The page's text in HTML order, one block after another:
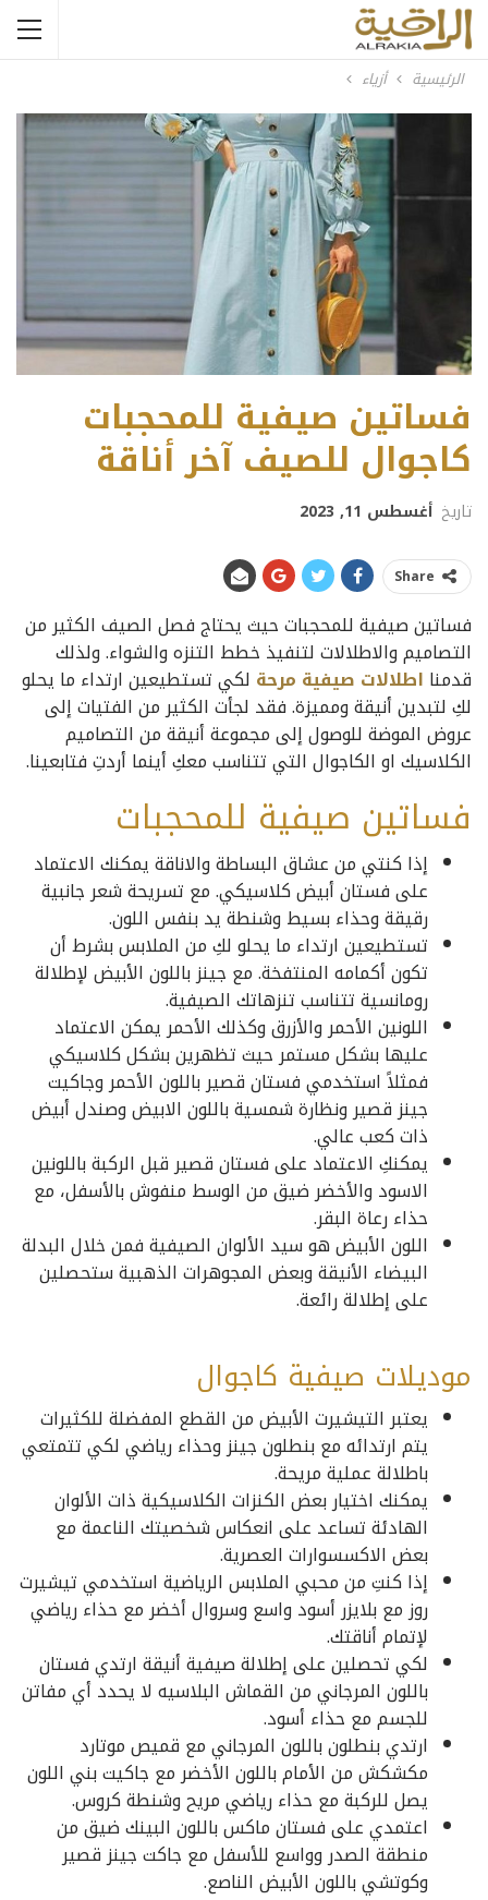
الرئيسية أزياء
فساتين صيفية للمحجبات
كاجوال للصيف آخر أناقة
تاريخ أغسطس 11, 2023
Share
فساتين صيفية للمحجبات حيث يحتاج فصل الصيف الكثير من
التصاميم والاطلالات لتنفيذ خطط التنزه والشواء. ولذلك
قدمنا اطلالات صيفية مرحة لكي تستطيعين ارتداء ما يحلو
لكِ لتبدين أنيقة ومميزة. فقد لجأت الكثير من الفتيات إلى
عروض الموضة للوصول إلى مجموعة أنيقة من التصاميم
الكلاسيك او الكاجوال التي تتناسب معكِ أينما أردتِ فتابعينا.
فساتين صيفية للمحجبات
إذا كنتي من عشاق البساطة والاناقة يمكنك الاعتماد
على فستان أبيض كلاسيكي. مع تسريحة شعر جانبية
رقيقة وحذاء بسيط وشنطة يد بنفس اللون.
تستطيعين ارتداء ما يحلو لكِ من الملابس بشرط أن
تكون أكمامه المنتفخة. مع جينز باللون الأبيض لإطلالة
رومانسية تتناسب تنزهاتك الصيفية.
اللونين الأحمر والأزرق وكذلك الأحمر يمكن الاعتماد
عليها بشكل مستمر حيث تظهرين بشكل كلاسيكي
فمثلاً استخدمي فستان قصير باللون الأحمر وجاكيت
جينز قصير ونظارة شمسية باللون الابيض وصندل أبيض
ذات كعب عالي.
يمكنكِ الاعتماد على فستان قصير قبل الركبة باللونين
الاسود والأخضر ضيق من الوسط منفوش بالأسفل، مع
حذاء رعاة البقر.
اللون الأبيض هو سيد الألوان الصيفية فمن خلال البدلة
البيضاء الأنيقة وبعض المجوهرات الذهبية ستحصلين
على إطلالة رائعة.
موديلات صيفية كاجوال
يعتبر التيشيرت الأبيض من القطع المفضلة للكثيرات
يتم ارتدائه مع بنطلون جينز وحذاء رياضي لكي تتمتعي
باطلالة عملية مريحة.
يمكنك اختيار بعض الكنزات الكلاسيكية ذات الألوان
الهادئة تساعد على انعكاس شخصيتك الناعمة مع
بعض الاكسسوارات العصرية.
إذا كنتِ من محبي الملابس الرياضية استخدمي تيشيرت
روز مع بلايزر أسود واسع وسروال أخضر مع حذاء رياضي
لإتمام أناقتك.
لكي تحصلين على إطلالة صيفية أنيقة ارتدي فستان
باللون المرجاني من القماش البلاسيه لا يحدد أي مفاتن
للجسم مع حذاء أسود.
ارتدي بنطلون باللون المرجاني مع قميص موتارد
مكشكش من الأمام باللون الأخضر مع جاكيت بني اللون
يصل للركبة مع حذاء رياضي مريح وشنطة كروس.
اعتمدي على فستان ماكس باللون البينك ضيق من
منطقة الصدر وواسع للأسفل مع جاكت جينز قصير
وكوتشي باللون الأبيض الناصع.